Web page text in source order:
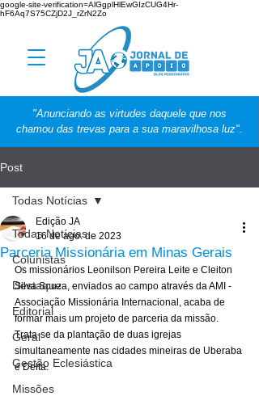
google-site-verification=AlGgplHlEwGIzCUG4Hr-
hF6Aq7S75CZjD2J_rZrN2Zo
"Anunciando as virtudes daquele que nos
chamou das trevas para a sua maravilhosa luz".
Post
Todas Notícias
Colunistas
Destaque
Editorial
Geral
Gestão Eclesiástica
Missões
Todas Notícias
Parceria Missionária em Minas Gerais
Edição JA
16 de ago. de 2023
Os missionários Leonilson Pereira Leite e Cleiton
Silva Souza, enviados ao campo através da AMI -
Associação Missionária Internacional, acaba de
formar mais um projeto de parceria da missão.
Trata-se da plantação de duas igrejas
simultaneamente nas cidades mineiras de Uberaba
e Delta.